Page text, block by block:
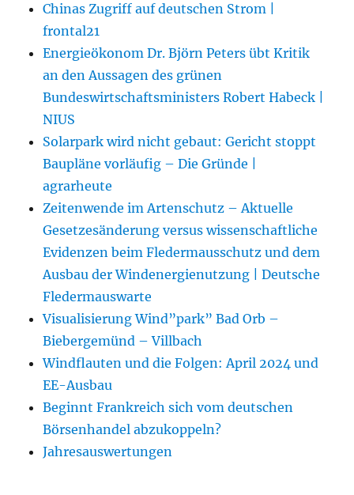
Chinas Zugriff auf deutschen Strom |
frontal21
Energieökonom Dr. Björn Peters übt Kritik
an den Aussagen des grünen
Bundeswirtschaftsministers Robert Habeck |
NIUS
Solarpark wird nicht gebaut: Gericht stoppt
Baupläne vorläufig – Die Gründe |
agrarheute
Zeitenwende im Artenschutz – Aktuelle
Gesetzesänderung versus wissenschaftliche
Evidenzen beim Fledermausschutz und dem
Ausbau der Windenergienutzung | Deutsche
Fledermauswarte
Visualisierung Wind”park” Bad Orb –
Biebergemünd – Villbach
Windflauten und die Folgen: April 2024 und
EE-Ausbau
Beginnt Frankreich sich vom deutschen
Börsenhandel abzukoppeln?
Jahresauswertungen